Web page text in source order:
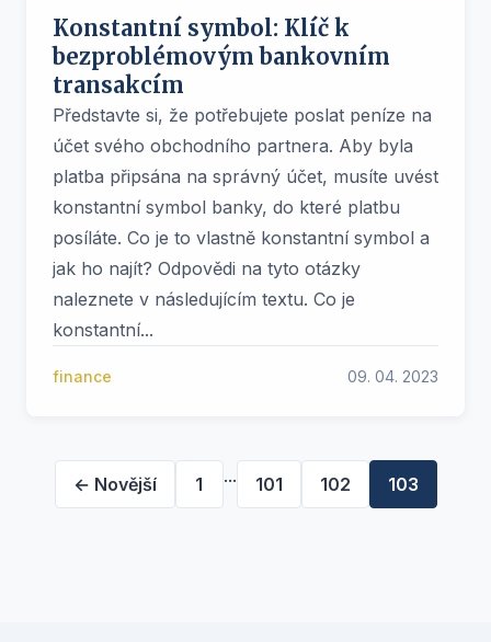
Konstantní symbol: Klíč k
bezproblémovým bankovním
transakcím
Představte si, že potřebujete poslat peníze na
účet svého obchodního partnera. Aby byla
platba připsána na správný účet, musíte uvést
konstantní symbol banky, do které platbu
posíláte. Co je to vlastně konstantní symbol a
jak ho najít? Odpovědi na tyto otázky
naleznete v následujícím textu. Co je
konstantní...
finance 09. 04. 2023
← Novější 1 ... 101 102 103